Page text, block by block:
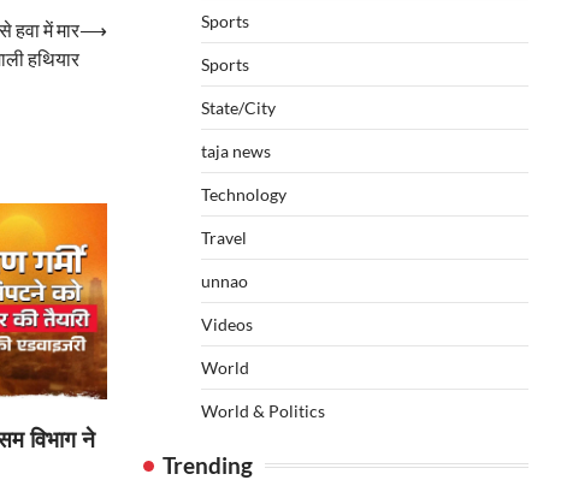
हवा में मार
हथियार
⟶
विभाग ने
Sports
Sports
State/City
taja news
Technology
Travel
unnao
Videos
World
World & Politics
Trending